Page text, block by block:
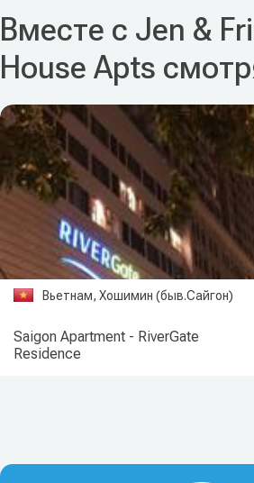
Вместе с Jen &
House Apts
Вьетнам, Хошимин (быв.Сайгон)
Saigon Apartment - RiverGate
Residence